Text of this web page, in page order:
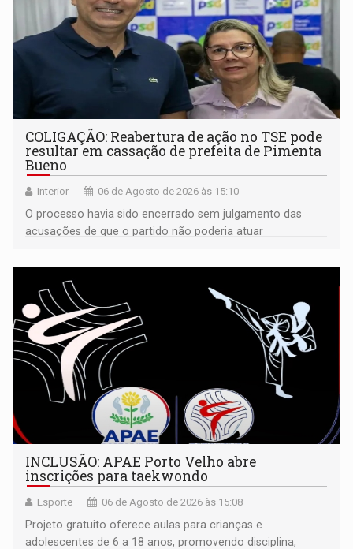
COLIGAÇÃO: Reabertura de ação no TSE pode
resultar em cassação de prefeita de Pimenta
Bueno
Interior 06 de Agosto de 2026 às 15:10
O processo havia sido encerrado sem julgamento das
acusações de que o partido não poderia atuar
INCLUSÃO: APAE Porto Velho abre
inscrições para taekwondo
Esporte 06 de Agosto de 2026 às 15:08
Projeto gratuito oferece aulas para crianças e
adolescentes de 6 a 18 anos, promovendo disciplina,